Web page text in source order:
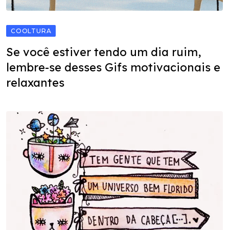
COOLTURA
Se você estiver tendo um dia ruim,
lembre-se desses Gifs motivacionais e
relaxantes